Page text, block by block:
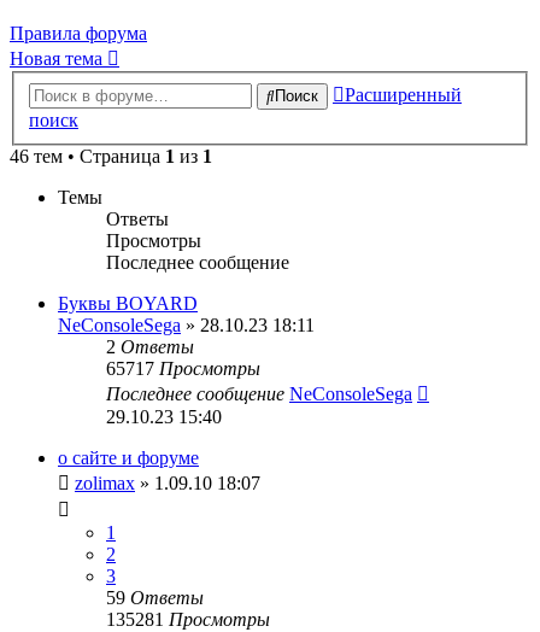
Правила форума
Новая тема
Поиск
Расширенный
поиск
46 тем • Страница 1 из 1
Темы
Ответы
Просмотры
Последнее сообщение
Буквы BOYARD
NeConsoleSega » 28.10.23 18:11
2 Ответы
65717 Просмотры
Последнее сообщение NeConsoleSega
29.10.23 15:40
о сайте и форуме
zolimax » 1.09.10 18:07
1
2
3
59 Ответы
135281 Просмотры